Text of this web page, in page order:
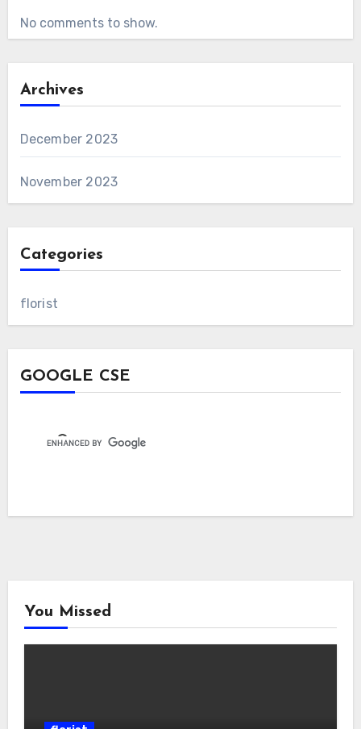
No comments to show.
Archives
December 2023
November 2023
Categories
florist
GOOGLE CSE
You Missed